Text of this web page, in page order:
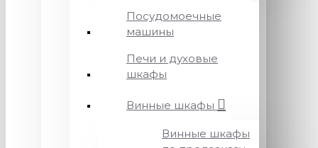
Посудомоечные
машины
Печи и духовые
шкафы
Винные шкафы
Винные шкафы